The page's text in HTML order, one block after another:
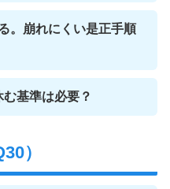
。崩れにくい是正手順
基準は必要？
）